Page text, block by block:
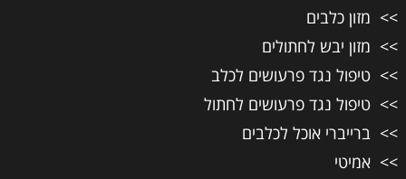
מזון כלבים
מזון יבש לחתולים
טיפול נגד פרעושים לכלב
טיפול נגד פרעושים לחתול
ברייברי אוכל לכלבים
אמיטי